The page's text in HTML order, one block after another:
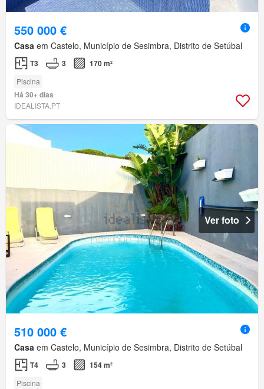
550 000 €
Casa em Castelo, Município de Sesimbra, Distrito de Setúbal
T3 3 170 m²
Piscina
Há 30+ dias
IDEALISTA.PT
Ver foto
510 000 €
Casa em Castelo, Município de Sesimbra, Distrito de Setúbal
T4 3 154 m²
Piscina